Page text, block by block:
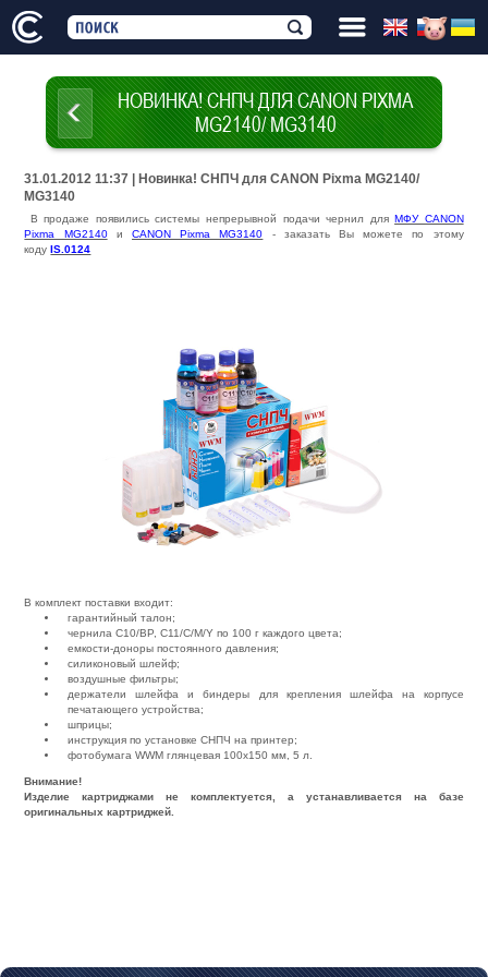
НОВИНКА! СНПЧ ДЛЯ CANON PIXMA
MG2140/ MG3140
31.01.2012 11:37 | Новинка! СНПЧ для CANON Pixma MG2140/
MG3140
В продаже появились cистемы непрерывной подачи чернил дляМФУ CANON
Pixma MG2140иCANON Pixma MG3140 - заказать Вы можете по этому
кодуIS.0124
В комплект поставки входит:
гарантийный талон;
чернила С10/BP, C11/C/M/Y по 100 г каждого цвета;
емкости-доноры постоянного давления;
силиконовый шлейф;
воздушные фильтры;
держатели шлейфа и биндеры для крепления шлейфа на корпусе
печатающего устройства;
шприцы;
инструкция по установке СНПЧ на принтер;
фотобумага WWM глянцевая 100х150 мм, 5 л.
Внимание!
Изделие картриджами не комплектуется, а устанавливается на базе
оригинальных картриджей.